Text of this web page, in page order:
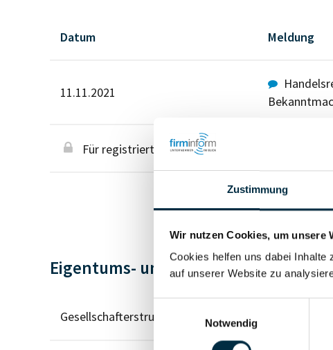
Zustimmung
Wir nutzen Cookies, um unsere
Cookies helfen uns dabei Inhalte
auf unserer Website zu
Notwendig
Datum Meldung
11.11.2021
Für registrierte Nutzer
Eigentums- und Kontrollstruktur
Gesellschafterstruktur